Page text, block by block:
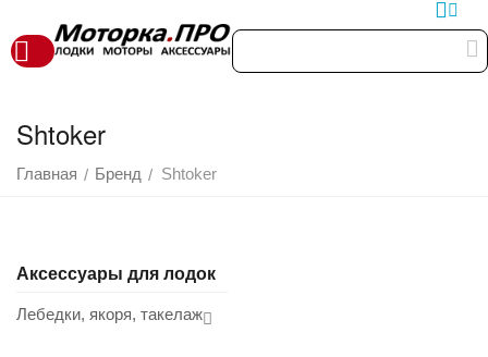
Shtoker
Главная / Бренд / Shtoker
Аксессуары для лодок
Лебедки, якоря, такелаж